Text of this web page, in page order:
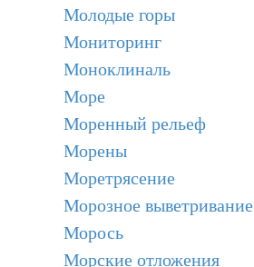
Молодые горы
Мониторинг
Моноклиналь
Море
Моренный рельеф
Морены
Моретрясение
Морозное выветривание
Морось
Морские отложения